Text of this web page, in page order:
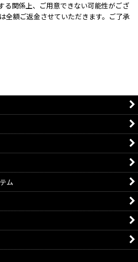
る関係上、ご用意できない可能性がござ
全額ご返金させていただきます。ご了承
ム